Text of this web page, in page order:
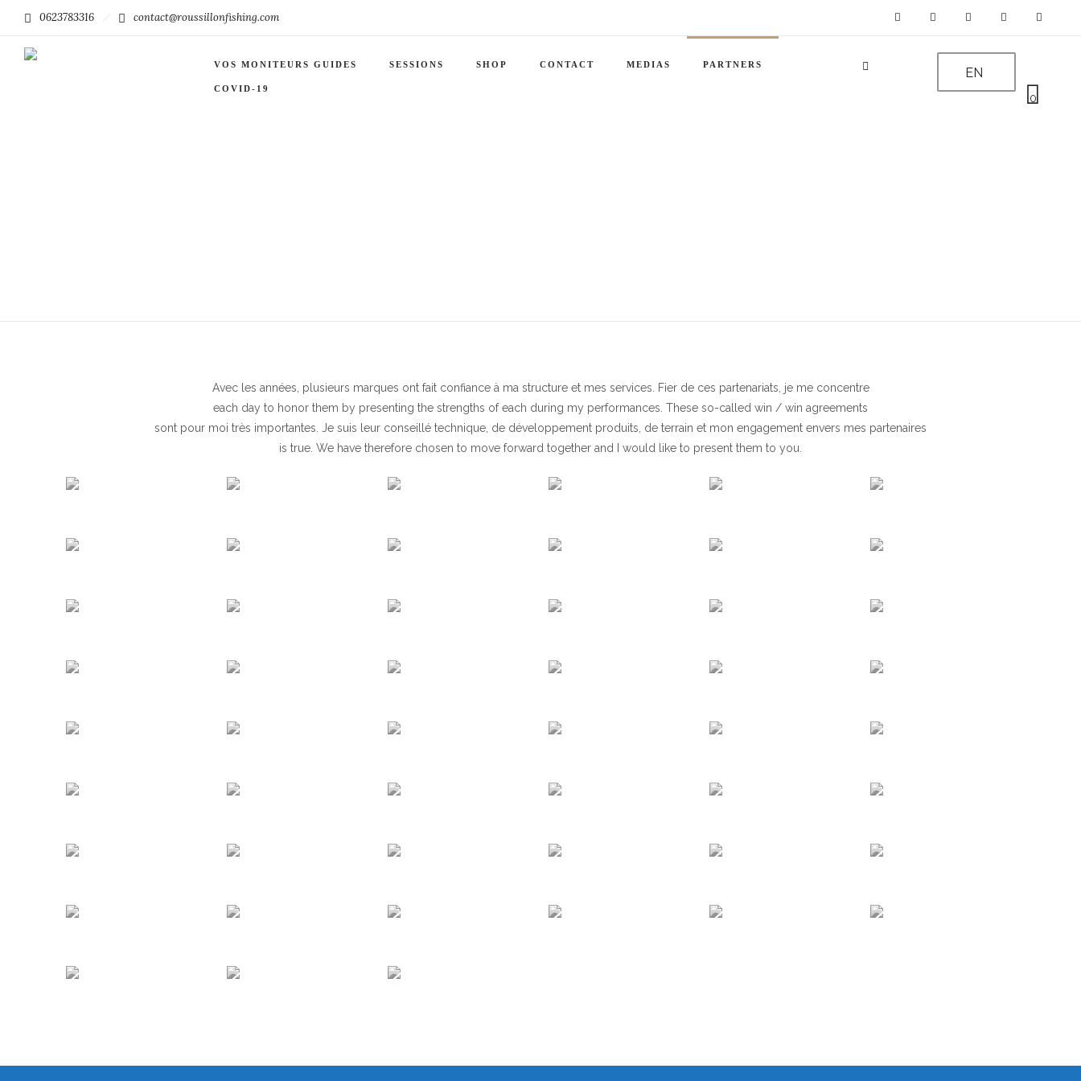
0623783316 contact@roussillonfishing.com
EN
0
VOS MONITEURS GUIDES SESSIONS SHOP CONTACT MEDIAS PARTNERS
COVID-19
Avec les années, plusieurs marques ont fait confiance à ma structure et mes services. Fier de ces partenariats, je me concentre
each day to honor them by presenting the strengths of each during my performances. These so-called win / win agreements
sont pour moi très importantes. Je suis leur conseillé technique, de développement produits, de terrain et mon engagement envers mes partenaires
is true. We have therefore chosen to move forward together and I would like to present them to you.